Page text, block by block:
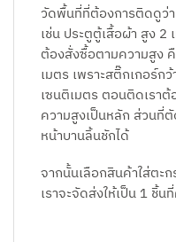
วัดพื้นที่ที่ต้องการติดดูว่า
เช่น ประตูตู้เสื้อผ้า สูง 2
ต้องสั่งซื้อตามความสูง
เมตร เพราะสติ๊กเกอร์ก
เซนติเมตร ตอนติดเรา
ความสูงเป็นหลัก ส่วนที่
หน้าบานลิ้นชักได้
จากนั้นเลือกสินค้าใส่ตะ
เราจะจัดส่งให้เป็น 1 ชิ้น